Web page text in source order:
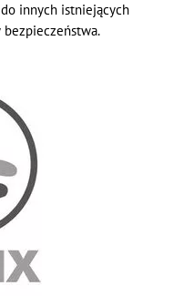
innych istniejących